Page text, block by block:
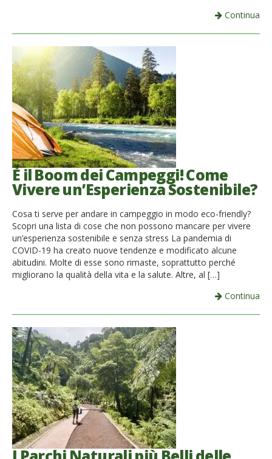
Continua
È il Boom dei Campeggi! Come
Vivere un’Esperienza Sostenibile?
Cosa ti serve per andare in campeggio in modo eco-friendly?
Scopri una lista di cose che non possono mancare per vivere
un’esperienza sostenibile e senza stress La pandemia di
COVID-19 ha creato nuove tendenze e modificato alcune
abitudini. Molte di esse sono rimaste, soprattutto perché
migliorano la qualità della vita e la salute. Altre, al […]
Continua